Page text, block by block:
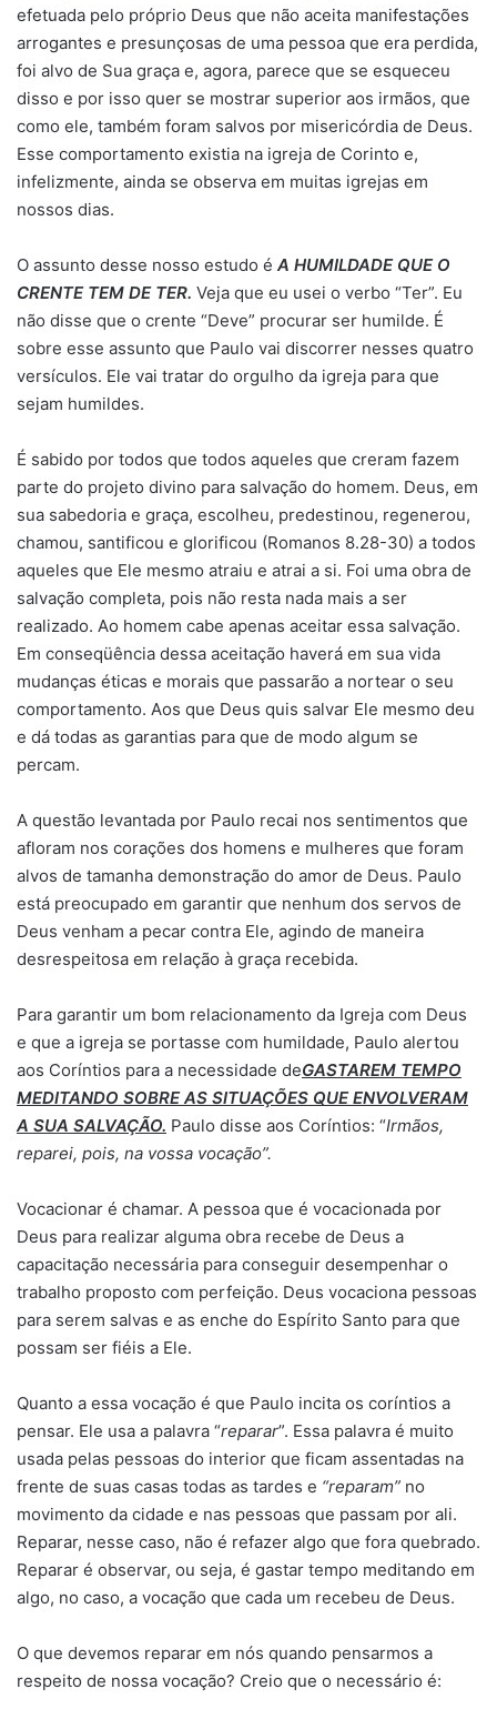
efetuada pelo próprio Deus que não aceita manifestações
arrogantes e presunçosas de uma pessoa que era perdida,
foi alvo de Sua graça e, agora, parece que se esqueceu
disso e por isso quer se mostrar superior aos irmãos, que
como ele, também foram salvos por misericórdia de Deus.
Esse comportamento existia na igreja de Corinto e,
infelizmente, ainda se observa em muitas igrejas em
nossos dias.
O assunto desse nosso estudo é A HUMILDADE QUE O
CRENTE TEM DE TER. Veja que eu usei o verbo “Ter”. Eu
não disse que o crente “Deve” procurar ser humilde. É
sobre esse assunto que Paulo vai discorrer nesses quatro
versículos. Ele vai tratar do orgulho da igreja para que
sejam humildes.
É sabido por todos que todos aqueles que creram fazem
parte do projeto divino para salvação do homem. Deus, em
sua sabedoria e graça, escolheu, predestinou, regenerou,
chamou, santificou e glorificou (Romanos 8.28-30) a todos
aqueles que Ele mesmo atraiu e atrai a si. Foi uma obra de
salvação completa, pois não resta nada mais a ser
realizado. Ao homem cabe apenas aceitar essa salvação.
Em conseqüência dessa aceitação haverá em sua vida
mudanças éticas e morais que passarão a nortear o seu
comportamento. Aos que Deus quis salvar Ele mesmo deu
e dá todas as garantias para que de modo algum se
percam.
A questão levantada por Paulo recai nos sentimentos que
afloram nos corações dos homens e mulheres que foram
alvos de tamanha demonstração do amor de Deus. Paulo
está preocupado em garantir que nenhum dos servos de
Deus venham a pecar contra Ele, agindo de maneira
desrespeitosa em relação à graça recebida.
Para garantir um bom relacionamento da Igreja com Deus
e que a igreja se portasse com humildade, Paulo alertou
aos Coríntios para a necessidade deGASTAREM TEMPO
MEDITANDO SOBRE AS SITUAÇÕES QUE ENVOLVERAM
A SUA SALVAÇÃO. Paulo disse aos Coríntios: “Irmãos,
reparei, pois, na vossa vocação”.
Vocacionar é chamar. A pessoa que é vocacionada por
Deus para realizar alguma obra recebe de Deus a
capacitação necessária para conseguir desempenhar o
trabalho proposto com perfeição. Deus vocaciona pessoas
para serem salvas e as enche do Espírito Santo para que
possam ser fiéis a Ele.
Quanto a essa vocação é que Paulo incita os coríntios a
pensar. Ele usa a palavra “reparar”. Essa palavra é muito
usada pelas pessoas do interior que ficam assentadas na
frente de suas casas todas as tardes e “reparam” no
movimento da cidade e nas pessoas que passam por ali.
Reparar, nesse caso, não é refazer algo que fora quebrado.
Reparar é observar, ou seja, é gastar tempo meditando em
algo, no caso, a vocação que cada um recebeu de Deus.
O que devemos reparar em nós quando pensarmos a
respeito de nossa vocação? Creio que o necessário é: